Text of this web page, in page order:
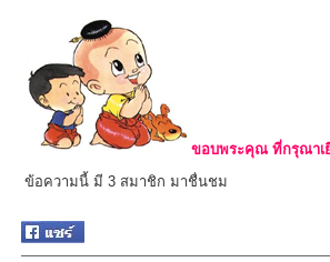
ขอบพระคุณ ที่กรุณาเ
ข้อความนี้ มี 3 สมาชิก มาชื่นชม